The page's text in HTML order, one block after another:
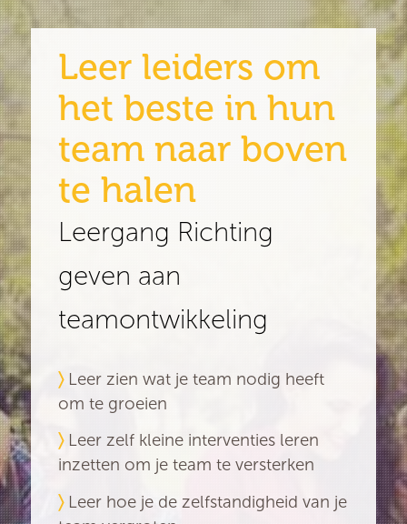
Leer leiders om
het beste in hun
team naar boven
te halen
Leergang Richting
geven aan
teamontwikkeling
〉 Leer zien wat je team nodig heeft
om te groeien
〉 Leer zelf kleine interventies leren
inzetten om je team te versterken
〉 Leer hoe je de zelfstandigheid van je